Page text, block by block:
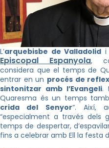
L’arquebisbe de Valladolid i
Episcopal Espanyola,
considera que el temps de
entrar en un procés de
sintonitzar amb l’Evangeli.
Quaresma és un temps
crida del Senyor“. Així,
“especialment a través dels
temps de despertar,
fins a celebrar amb Ell la festa